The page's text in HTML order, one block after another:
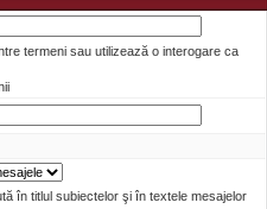
termeni sau utilizează o interogare ca
în titlul subiectelor şi în textele mesajelor